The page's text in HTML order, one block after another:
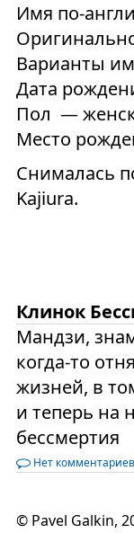
Имя по-
Варианты
Дата
Пол —
Место
Снималась
Kajiura.
Клинок
Мандзи,
когда-то
жизней, в
и теперь на
бессмертия
Нет комментариев
© Pavel Galkin,